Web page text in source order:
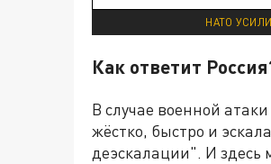
НАТО
Как ответит
В случае военной
жёстко, быстро и
деэскалации". И здесь